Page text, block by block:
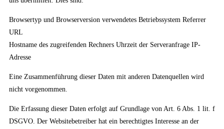
Browsertyp und Browserversion verwendetes Betriebssystem Referrer
URL
Hostname des zugreifenden Rechners Uhrzeit der Serveranfrage IP-
Adresse
Eine Zusammenführung dieser Daten mit anderen Datenquellen wird
nicht vorgenommen.
Die Erfassung dieser Daten erfolgt auf Grundlage von Art. 6 Abs. 1 lit. f
DSGVO. Der Websitebetreiber hat ein berechtigtes Interesse an der